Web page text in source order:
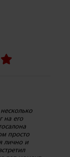
на его
просто
лично и